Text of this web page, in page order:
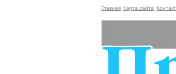
Главная Карта сайта